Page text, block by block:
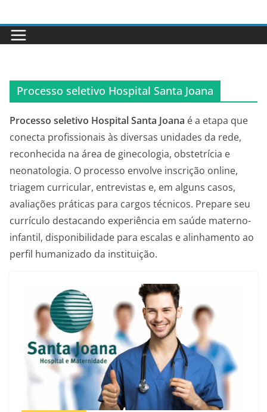
para
o
Processo seletivo Hospital Santa Joana
Processo seletivo Hospital Santa Joana é a etapa que
conecta profissionais às diversas unidades da rede,
reconhecida na área de ginecologia, obstetrícia e
neonatologia. O processo envolve inscrição online,
triagem curricular, entrevistas e, em alguns casos,
avaliações práticas para cargos técnicos. Prepare seu
currículo destacando experiência em saúde materno-
infantil, disponibilidade para escalas e alinhamento ao
perfil humanizado da instituição.